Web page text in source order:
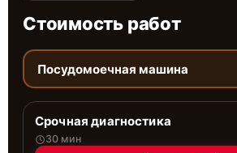
Стоимость работ
Посудомоечная машина
Срочная диагностика
30 мин